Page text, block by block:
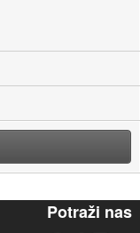
Potraži nas